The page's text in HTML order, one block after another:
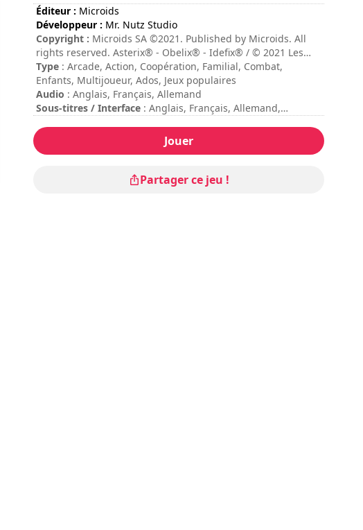
Éditeur : Microids
Développeur : Mr. Nutz Studio
Copyright : Microids SA ©2021. Published by Microids. All
rights reserved. Asterix® - Obelix® - Ideﬁx® / © 2021 Les
Éditions Albert René / Goscinny – Uderzo. Developed by Mr.
Nutz Studio.
Type : Arcade, Action, Coopération, Familial, Combat,
Enfants, Multijoueur, Ados, Jeux populaires
Audio : Anglais, Français, Allemand
Sous-titres / Interface : Anglais, Français, Allemand,
Durée de session
: 10 - 30 minutes
Durée totale
: Local, Coopération, 2 Joueurs
Jouer
Partager ce jeu !